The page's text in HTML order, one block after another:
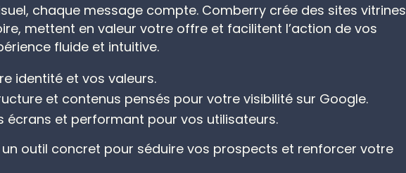
chaque message compte. Comberry crée des sites vitrines
mettent en valeur votre offre et facilitent l’action de vos
fluide et intuitive.
identité et vos valeurs.
et contenus pensés pour votre visibilité sur Google.
écrans et performant pour vos utilisateurs.
outil concret pour séduire vos prospects et renforcer votre